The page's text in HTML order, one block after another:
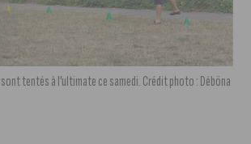
tentés à l’ultimate ce samedi. Crédit photo : Déböna